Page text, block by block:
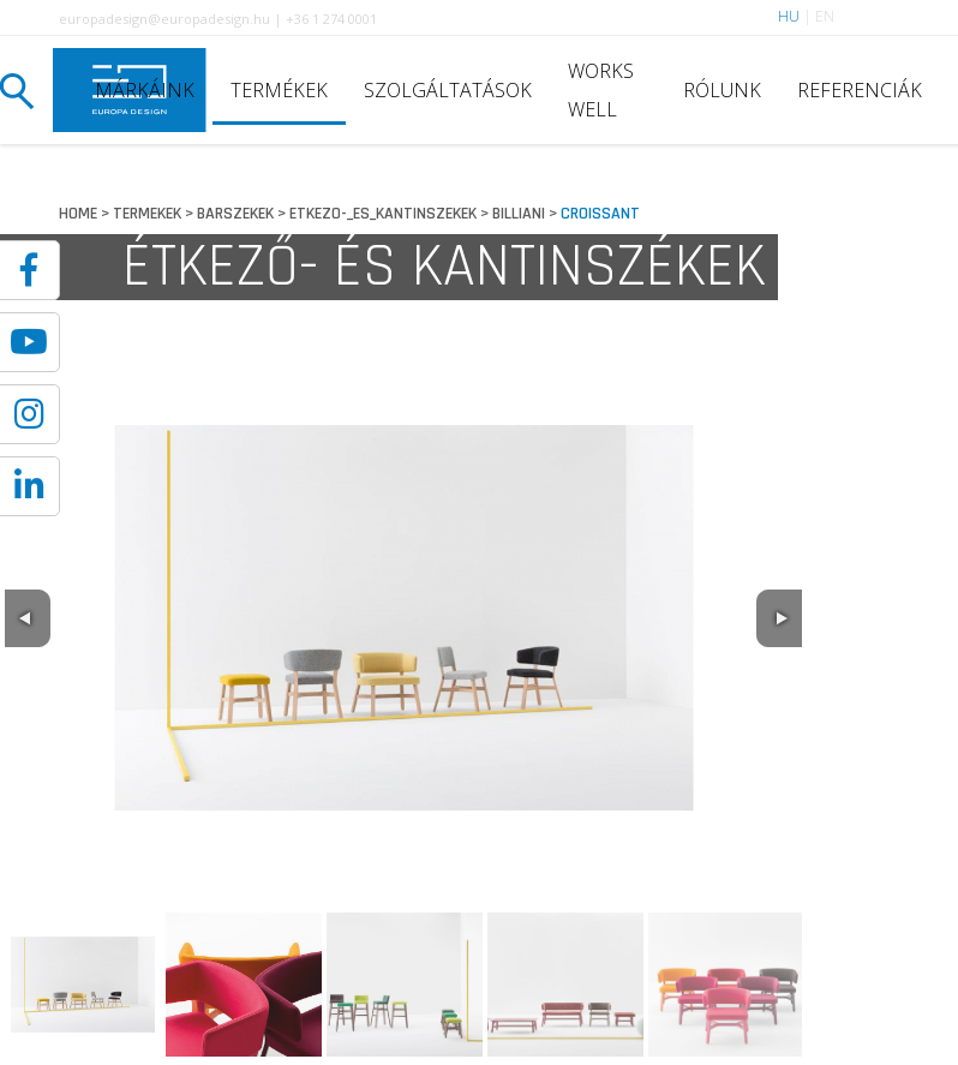
europadesign@europadesign.hu | +36 1 274 0001 HU EN
MÁRKÁINK TERMÉKEK SZOLGÁLTATÁSOK
WORKS
WELL
RÓLUNK REFERENCIÁK
HOME> TERMEKEK>BARSZEKEK>ETKEZO-_ES_KANTINSZEKEK>BILLIANI >CROISSANT
ÉTKEZŐ- ÉS KANTINSZÉKEK